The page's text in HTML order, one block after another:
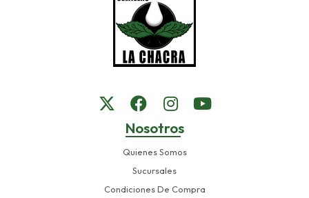
Nosotros
Quienes Somos
Sucursales
Condiciones De Compra